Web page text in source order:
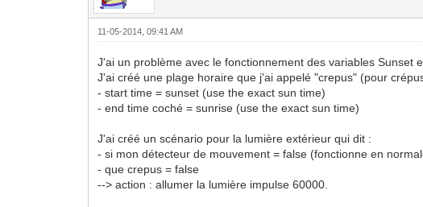
11-05-2014, 09:41 AM
J'ai un problème avec le fonctionnement des variables Sunset
J'ai créé une plage horaire que j'ai appelé "crepus" (pour
- start time = sunset (use the exact sun time)
- end time coché = sunrise (use the exact sun time)
J'ai créé un scénario pour la lumière extérieur qui dit :
- si mon détecteur de mouvement = false (fonctionne en
- que crepus = false
--> action : allumer la lumière impulse 60000.